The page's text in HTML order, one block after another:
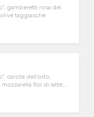
gamberetti rosa del
taggiasche
carote dell'orto,
fior di latte,